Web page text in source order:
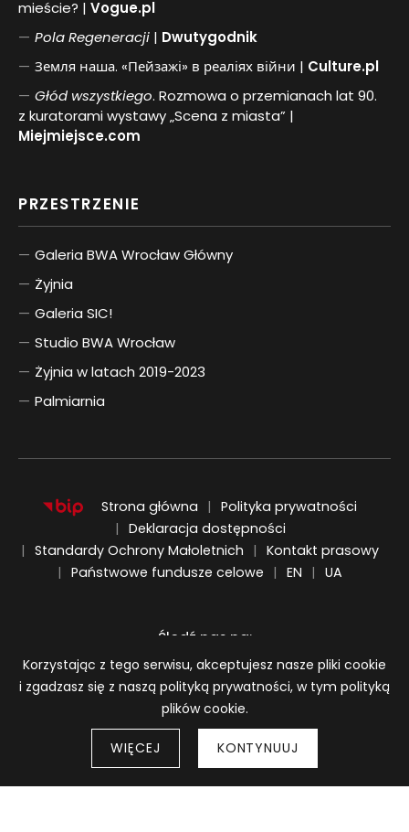
mieście? | Vogue.pl
PolaRegeneracji | Dwutygodnik
Земля наша. «Пейзажі» в реаліях війни | Culture.pl
Głód wszystkiego. Rozmowa o przemianach lat 90.
z kuratorami wystawy „Scena z miasta” |
Miejmiejsce.com
PRZESTRZENIE
Galeria BWA Wrocław Główny
Żyjnia
Galeria SIC!
Studio BWA Wrocław
Żyjnia w latach 2019-2023
Palmiarnia
Strona główna
Polityka prywatności
Deklaracja dostępności
Standardy Ochrony Małoletnich
Kontakt prasowy
Państwowe fundusze celowe
EN
ENGLISH
UA
UKRAIŃSKI
Śledź nas na:
BWA Wrocław Galerie Sztuki Współczesnej
Wróć do góry strony
Informacja o plikach cookie
Korzystając z tego serwisu, akceptujesz nasze pliki cookie
i zgadzasz się z naszą polityką prywatności, w tym polityką
plików cookie.
WIĘCEJ KONTYNUUJ